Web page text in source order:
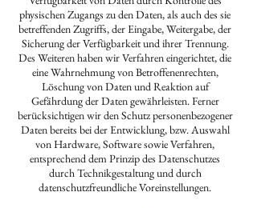
physischen Zugangs zu den Daten, als auch des sie
betreffenden Zugriffs, der Eingabe, Weitergabe, der
Sicherung der Verfügbarkeit und ihrer Trennung.
Des Weiteren haben wir Verfahren eingerichtet, die
eine Wahrnehmung von Betroffenenrechten,
Löschung von Daten und Reaktion auf
Gefährdung der Daten gewährleisten. Ferner
berücksichtigen wir den Schutz personenbezogener
Daten bereits bei der Entwicklung, bzw. Auswahl
von Hardware, Software sowie Verfahren,
entsprechend dem Prinzip des Datenschutzes
durch Technikgestaltung und durch
datenschutzfreundliche Voreinstellungen.